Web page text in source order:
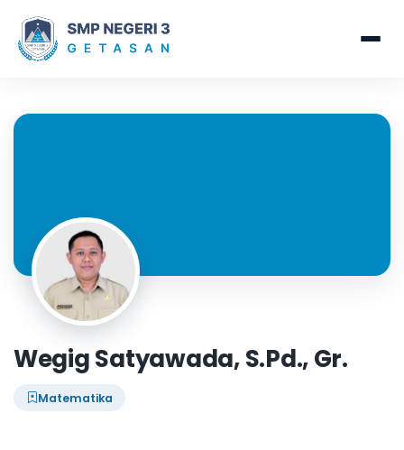
Wegig Satyawada, S.Pd., Gr.
Matematika